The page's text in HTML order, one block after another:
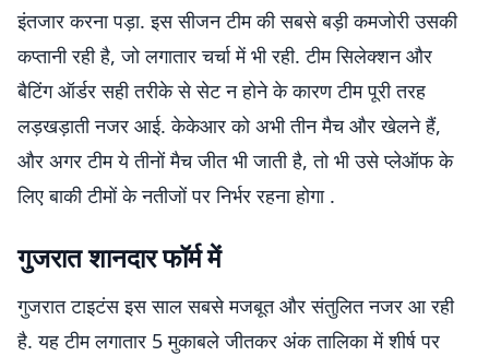
इंतजार करना पड़ा. इस सीजन टीम की सबसे बड़ी कमजोरी उसकी
कप्तानी रही है, जो लगातार चर्चा में भी रही. टीम सिलेक्शन और
बैटिंग ऑर्डर सही तरीके से सेट न होने के कारण टीम पूरी तरह
लड़खड़ाती नजर आई. केकेआर को अभी तीन मैच और खेलने हैं,
और अगर टीम ये तीनों मैच जीत भी जाती है, तो भी उसे प्लेऑफ के
लिए बाकी टीमों के नतीजों पर निर्भर रहना होगा .
गुजरात शानदार फॉर्म में
गुजरात टाइटंस इस साल सबसे मजबूत और संतुलित नजर आ रही
है. यह टीम लगातार 5 मुकाबले जीतकर अंक तालिका में शीर्ष पर